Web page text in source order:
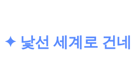
✦ 낯선 세계로 건